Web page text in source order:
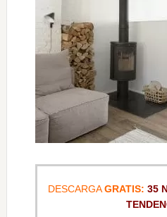
DESCARGAGRATIS: 35